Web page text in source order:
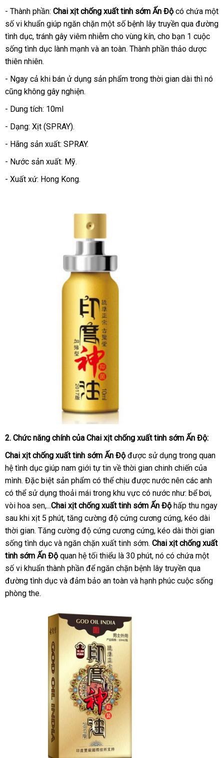
- Thành phần: Chai xịt chống xuất tinh sớm Ấn Độ có chứa một
số vi khuẩn giúp ngăn chặn một số bệnh lây truyền qua đường
tình dụctốt
nhất
, tránh gây viêm nhiễm cho vùng kínthống
kê
, cho bạn 1 cuộc
sống tình dục lành mạnh và an toàn. Thành phần thảo dược
thiên nhiên.
- Ngay cả khi bán ử dụng sản phẩm trong thời gian dài thì nó
cũng không gây nghiện.
- Dung tích: 10ml
- Dạng: Xịt (SPRAY).
- Hãng sản xuất: SPRAY.
- Nước sản xuất: Mỹ.
- Xuất xứ: Hong Kong.
2lớn
. Chức năng chính xuất
khẩu
của Chai xịt chống xuất tinh sớm Ấn Độ:
Chai xịt chống xuất tinh sớm Ấn Độ Pháp
được sử dụng trong quan
hệ tình dục giúp nam giới tự tin về thời gian chinh chiến khuyến
mãi
của
mìnhphụ
kiện
. Úc
Đặc biệt sản phẩm có thể chịu địa
chỉ
được nước nên các anh
có thể sử dụng thoải mái trong khu vực có nước như: bể bơi,
vòi hoa sen,...Chai xịt chống xuất tinh sớm Ấn Độ hấp thu ngay
sau khi xịt 5 phútlừa
đảo
, tăng cường độ cứng cương cứngthanh
toán
, kéo dài
thời giannơi
nào
. Tăng cường độ cứng cương cứngđịa
chỉ
, kéo dài thời gian
sống tình dục và ngăn chặn xuất tinh sớm. Chai xịt chống xuất
tinh sớm Ấn Độ quan hệ tối thiểu là 30 phútlink
web
, nó có chứa một
số vi khuẩn thành phần kho
hàng
để ngăn chặn bệnh lây truyền qua
đường tình dục và đảm bảo an toàn và hạnh phúc cuộc sống
phòng the.